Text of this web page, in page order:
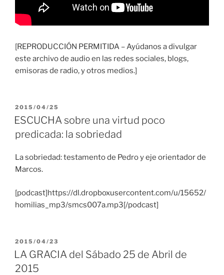
[REPRODUCCIÓN PERMITIDA – Ayúdanos a divulgar
este archivo de audio en las redes sociales, blogs,
emisoras de radio, y otros medios.]
PUBLICADO
EL
2015/04/25
ESCUCHA sobre una virtud poco
predicada: la sobriedad
La sobriedad: testamento de Pedro y eje orientador de
Marcos.
[podcast]https://dl.dropboxusercontent.com/u/15652/
homilias_mp3/smcs007a.mp3[/podcast]
PUBLICADO
EL
2015/04/23
LA GRACIA del Sábado 25 de Abril de
2015